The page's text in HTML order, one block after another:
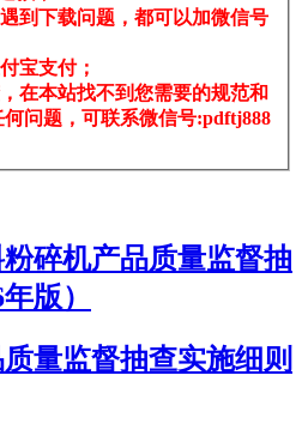
到下载问题，都可以加微信号
宝支付；
在本站找不到您需要的规范和
问题，可联系微信号:pdftj888
碎机产品质量监督抽
版）
量监督抽查实施细则